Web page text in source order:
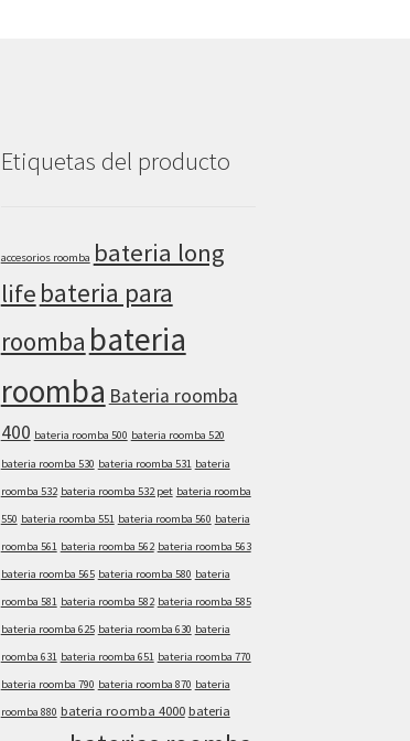
Etiquetas del producto
accesorios roomba bateria long
life bateria para
roomba bateria
roomba Bateria roomba
400 bateria roomba 500 bateria roomba 520
bateria roomba 530 bateria roomba 531 bateria
roomba 532 bateria roomba 532 pet bateria roomba
550 bateria roomba 551 bateria roomba 560 bateria
roomba 561 bateria roomba 562 bateria roomba 563
bateria roomba 565 bateria roomba 580 bateria
roomba 581 bateria roomba 582 bateria roomba 585
bateria roomba 625 bateria roomba 630 bateria
roomba 631 bateria roomba 651 bateria roomba 770
bateria roomba 790 bateria roomba 870 bateria
roomba 880 bateria roomba 4000 bateria